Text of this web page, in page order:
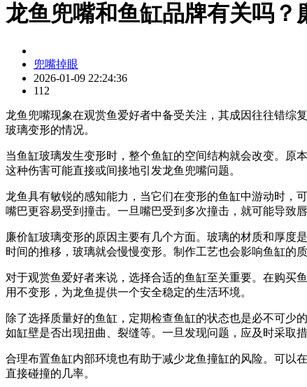
龙鱼兜嘴和鱼缸品牌有关吗？
兜嘴掉眼
2026-01-09 22:24:36
112
龙鱼兜嘴现象在观赏鱼爱好者中备受关注，其成因往往错综
玻璃变形的情况。
当鱼缸玻璃发生变形时，整个鱼缸的空间结构就会改变。原
这种伤害可能直接或间接地引发龙鱼兜嘴问题。
龙鱼具有敏锐的感知能力，当它们在变形的鱼缸中游动时，
嘴巴更容易受到撞击。一旦嘴巴受到多次撞击，就可能导致
廉价缸玻璃变形的原因主要有几个方面。玻璃的材质和厚度
时间的推移，玻璃就会慢慢变形。制作工艺也会影响鱼缸的
对于观赏鱼爱好者来说，选择合适的鱼缸至关重要。在购买
用不变形，为龙鱼提供一个安全稳定的生活环境。
除了选择质量好的鱼缸，定期检查鱼缸的状态也是必不可少
如缸壁是否出现扭曲、裂缝等。一旦发现问题，应及时采取
合理布置鱼缸内部环境也有助于减少龙鱼撞缸的风险。可以
直接碰撞的几率。